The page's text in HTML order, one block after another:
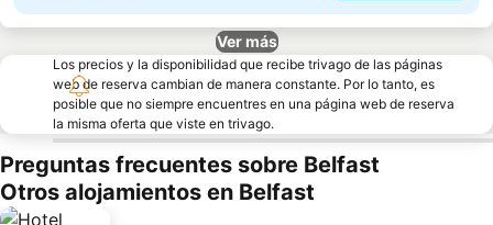
Ver más
Los precios y la disponibilidad que recibe trivago de las páginas
web de reserva cambian de manera constante. Por lo tanto, es
posible que no siempre encuentres en una página web de reserva
la misma oferta que viste en trivago.
Preguntas frecuentes sobre Belfast
Otros alojamientos en Belfast